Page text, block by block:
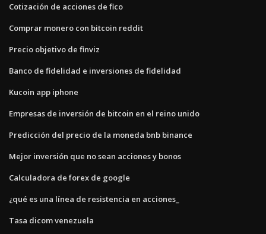
Cotización de acciones de fico
Comprar monero con bitcoin reddit
Precio objetivo de finviz
Banco de fidelidad e inversiones de fidelidad
Kucoin app iphone
Empresas de inversión de bitcoin en el reino unido
Predicción del precio de la moneda bnb binance
Mejor inversión que no sean acciones y bonos
Calculadora de forex de google
¿qué es una línea de resistencia en acciones_
Tasa dicom venezuela